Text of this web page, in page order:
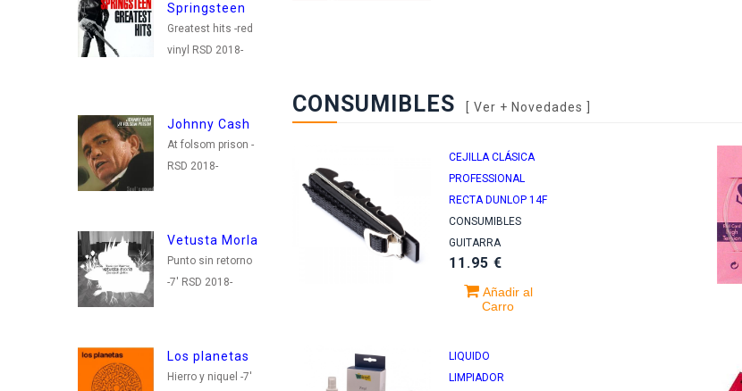
Springsteen
Greatest hits -red
vinyl RSD 2018-
Johnny Cash
At folsom prison -
RSD 2018-
Vetusta Morla
Punto sin retorno
-7' RSD 2018-
Los planetas
Hierro y niquel -7'
11.95 €
Pablo Alboran
PROMETO -DELUXE
CUADERNO +
POSTALES-
+ES+ EL
CONCIERTO -VINILO
CONSUMIBLES Ver + Novedades
CEJILLA CLÁSICA
PROFESSIONAL
RECTA DUNLOP 14F
CONSUMIBLES
GUITARRA
11.95 €
Añadir al
Carro
LIQUIDO
LIMPIADOR